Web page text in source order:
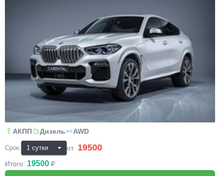
АКПП Дизель AWD
Срок: от 19500
Итого: 19500 ₽